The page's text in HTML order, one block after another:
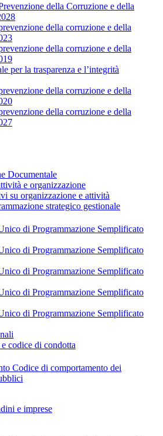
della Corruzione e della
della corruzione e della
della corruzione e della
per la trasparenza e l’integrità
della corruzione e della
della corruzione e della
Documentale
e organizzazione
su organizzazione e attività
strategico gestionale
di Programmazione Semplificato
di Programmazione Semplificato
di Programmazione Semplificato
di Programmazione Semplificato
di Programmazione Semplificato
codice di condotta
Codice di comportamento dei
e imprese